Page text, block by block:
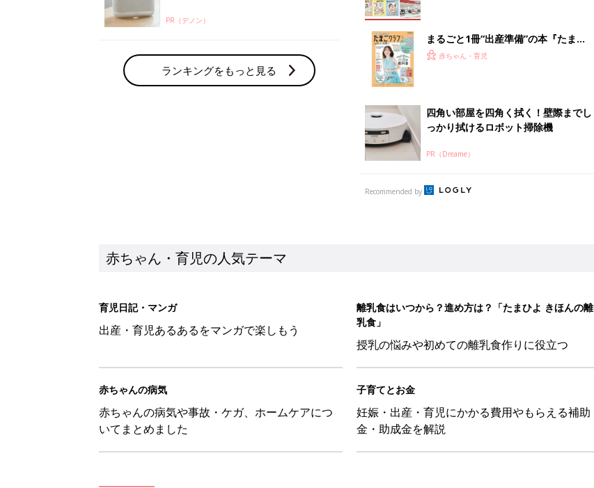
PR（デノン）
ランキングをもっと見る
まるごと1冊“出産準備”の本『たまご
クラブ 夏号』〈スペシャル大特集〉
赤ちゃん・育児
四角い部屋を四角く拭く！壁際までし
っかり拭けるロボット掃除機
PR（Dreame）
Recommended by
赤ちゃん・育児の人気テーマ
育児日記・マンガ
出産・育児あるあるをマンガで楽しもう
離乳食はいつから？進め方は？「たまひよ きほんの離
乳食」
授乳の悩みや初めての離乳食作りに役立つ
赤ちゃんの病気
赤ちゃんの病気や事故・ケガ、ホームケアにつ
いてまとめました
子育てとお金
妊娠・出産・育児にかかる費用やもらえる補助
金・助成金を解説